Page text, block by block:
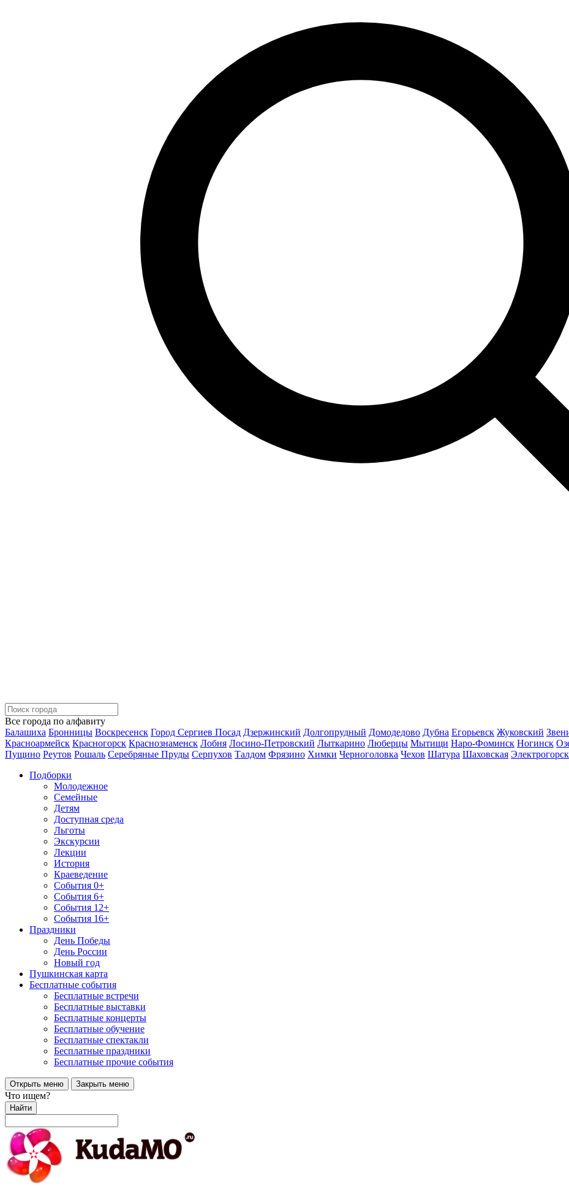
Все города по алфавиту
Балашиха Бронницы Воскресенск Город Сергиев Посад Дзержинский Долгопрудный Домодедово Дубна Егорьевск Жуковский
Красноармейск Красногорск Краснознаменск Лобня Лосино-Петровский Лыткарино Люберцы Мытищи Наро-Фоминск Ногинск
Пущино Реутов Рошаль Серебряные Пруды Серпухов Талдом Фрязино Химки Черноголовка Чехов Шатура Шаховская Электрогорск
Подборки
Молодежное
Семейные
Детям
Доступная среда
Льготы
Экскурсии
Лекции
История
Краеведение
События 0+
События 6+
События 12+
События 16+
Праздники
День Победы
День России
Новый год
Пушкинская карта
Бесплатные события
Бесплатные встречи
Бесплатные выставки
Бесплатные концерты
Бесплатные обучение
Бесплатные спектакли
Бесплатные праздники
Бесплатные прочие события
Открыть меню Закрыть меню
Что ищем?
Найти